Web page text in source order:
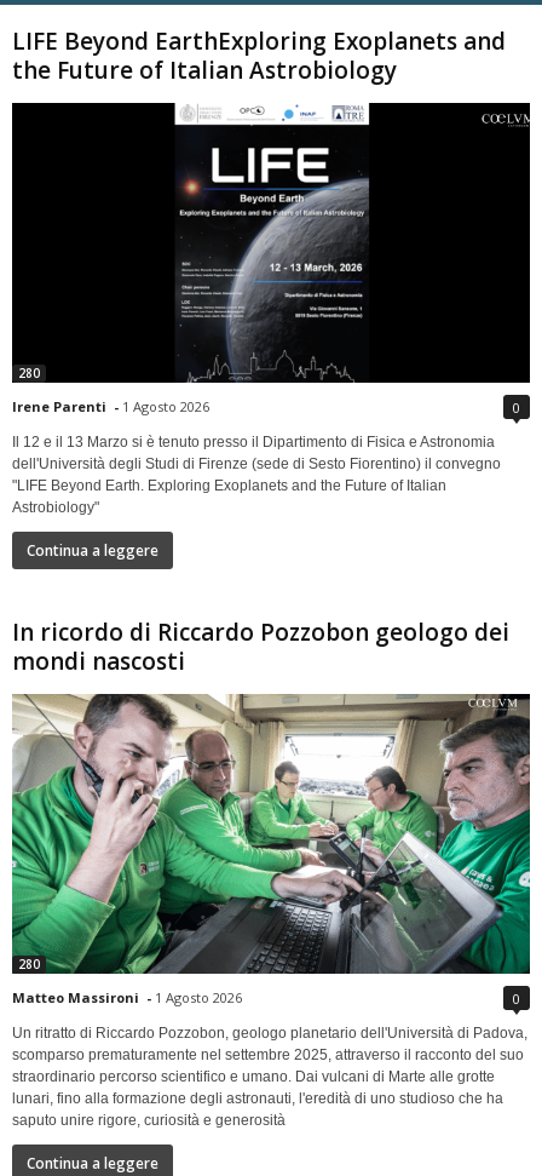
LIFE Beyond EarthExploring Exoplanets and
the Future of Italian Astrobiology
280
Irene Parenti - 1 Agosto 2026 0
Il 12 e il 13 Marzo si è tenuto presso il Dipartimento di Fisica e Astronomia
dell'Università degli Studi di Firenze (sede di Sesto Fiorentino) il convegno
"LIFE Beyond Earth. Exploring Exoplanets and the Future of Italian
Astrobiology"
Continua a leggere
In ricordo di Riccardo Pozzobon geologo dei
mondi nascosti
280
Matteo Massironi - 1 Agosto 2026 0
Un ritratto di Riccardo Pozzobon, geologo planetario dell'Università di Padova,
scomparso prematuramente nel settembre 2025, attraverso il racconto del suo
straordinario percorso scientifico e umano. Dai vulcani di Marte alle grotte
lunari, fino alla formazione degli astronauti, l'eredità di uno studioso che ha
saputo unire rigore, curiosità e generosità
Continua a leggere